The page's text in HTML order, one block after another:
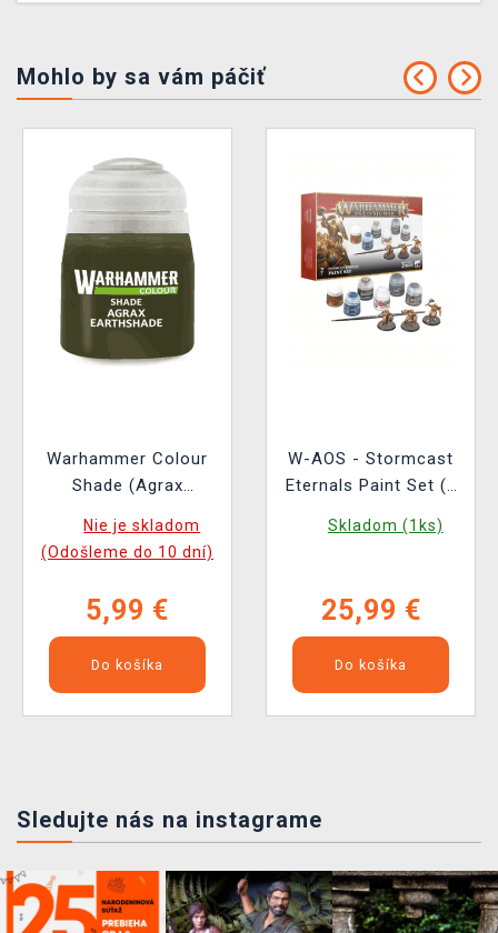
Mohlo by sa vám páčiť
Warhammer Colour
Shade (Agrax
farba, hnedá 2022
Nie je skladom
(Odošleme do 10 dní)
5,99 €
Do košíka
W-AOS - Stormcast
Eternals Paint Set (3
Skladom (1ks)
25,99 €
Do košíka
Sledujte nás na instagrame